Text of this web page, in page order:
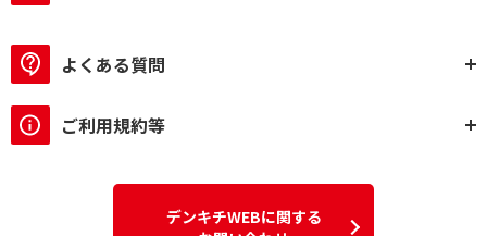
よくある質問
ご利用規約等
デンキチWEBに関する